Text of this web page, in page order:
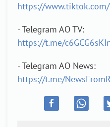
https://
- Telegram AO TV:
https://t.me/
- Telegram AO News:
https://t.me/